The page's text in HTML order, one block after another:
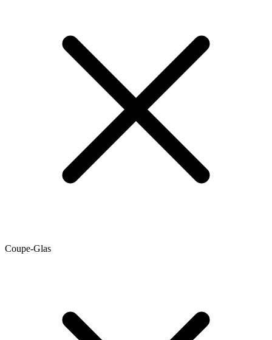
Coupe-Glas